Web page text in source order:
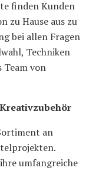
finden Kunden
zu Hause aus zu
bei allen Fragen
Techniken
Team von
an
umfangreiche